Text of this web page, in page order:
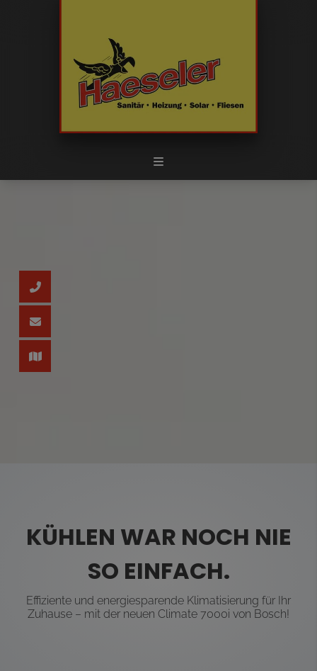
KÜHLEN WAR NOCH NIE
SO EINFACH.
Effiziente und energiesparende Klimatisierung für Ihr
Zuhause – mit der neuen Climate 7000i von Bosch!